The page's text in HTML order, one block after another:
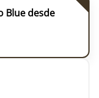
Blue desde